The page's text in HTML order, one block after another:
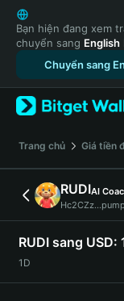
English
日本語
Tiếng Việt
Русский
Español
Türkçe
Français
Deutsch
简体中文
繁體中文
Português
Bahasa Indonesia
ภาษาไทย
हिन्दी
Bạn hiện đang xem
chuyển sang English
Chuyển sang
‌Trang chủ Giá tiền
RUDIAI
Hc2CZz...pump
RUDI sang USD:
1D